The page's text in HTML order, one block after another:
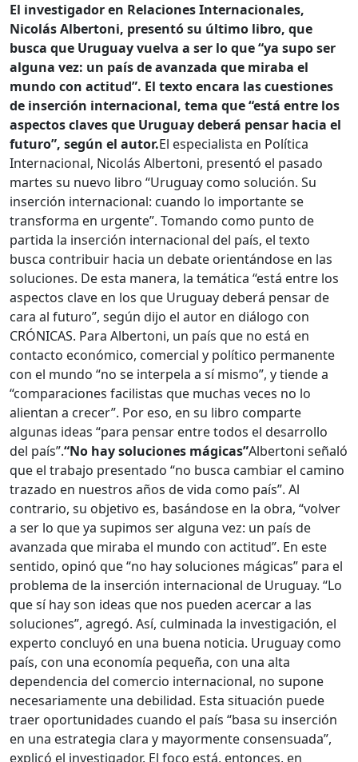
El investigador en Relaciones Internacionales,
Nicolás Albertoni, presentó su último libro, que
busca que Uruguay vuelva a ser lo que “ya supo ser
alguna vez: un país de avanzada que miraba el
mundo con actitud”. El texto encara las cuestiones
de inserción internacional, tema que “está entre los
aspectos claves que Uruguay deberá pensar hacia el
futuro”, según el autor.El especialista en Política
Internacional, Nicolás Albertoni, presentó el pasado
martes su nuevo libro “Uruguay como solución. Su
inserción internacional: cuando lo importante se
transforma en urgente”. Tomando como punto de
partida la inserción internacional del país, el texto
busca contribuir hacia un debate orientándose en las
soluciones. De esta manera, la temática “está entre los
aspectos clave en los que Uruguay deberá pensar de
cara al futuro”, según dijo el autor en diálogo con
CRÓNICAS. Para Albertoni, un país que no está en
contacto eco­nómico, comercial y político permanente
con el mundo “no se interpela a sí mismo”, y tiende a
“comparaciones facilistas que muchas veces no lo
alientan a crecer”. Por eso, en su libro comparte
algunas ideas “para pensar entre todos el desarrollo
del país”.“No hay soluciones mágicas”Albertoni señaló
que el trabajo presentado “no busca cambiar el camino
trazado en nuestros años de vida como país”. Al
contrario, su objetivo es, basándose en la obra, “volver
a ser lo que ya supimos ser alguna vez: un país de
avanzada que mira­ba el mundo con actitud”. En este
sentido, opinó que “no hay soluciones mágicas” para el
problema de la inserción internacional de Uruguay. “Lo
que sí hay son ideas que nos pueden acercar a las
soluciones”, agregó. Así, culminada la investigación, el
experto concluyó en una buena noticia. Uruguay como
país, con una economía pequeña, con una alta
dependencia del comercio internacional, no supone
necesariamente una debilidad. Esta situación puede
traer oportunidades cuando el país “basa su inserción
en una estrategia clara y mayormente consensuada”,
explicó el investigador. El foco está, entonces, en